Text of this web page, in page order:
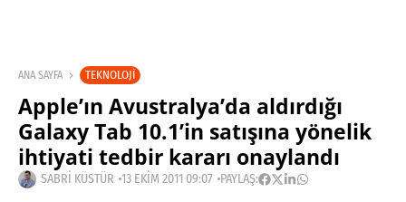
ANA SAYFA TEKNOLOJI
Apple’ın Avustralya’da aldırdığı
Galaxy Tab 10.1’in satışına yönelik
ihtiyati tedbir kararı onaylandı
SABRI KÜSTÜR 13 EKIM 2011 09:07 PAYLAŞ: